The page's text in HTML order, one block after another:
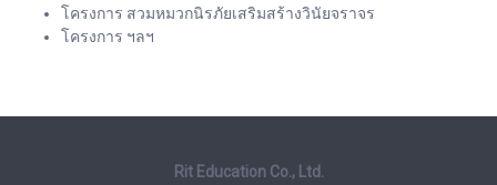
โครงการ สวมหมวกนิรภัยเสริมสร้างวินัยจราจร
โครงการ ฯลฯ
Rit Education Co., Ltd.